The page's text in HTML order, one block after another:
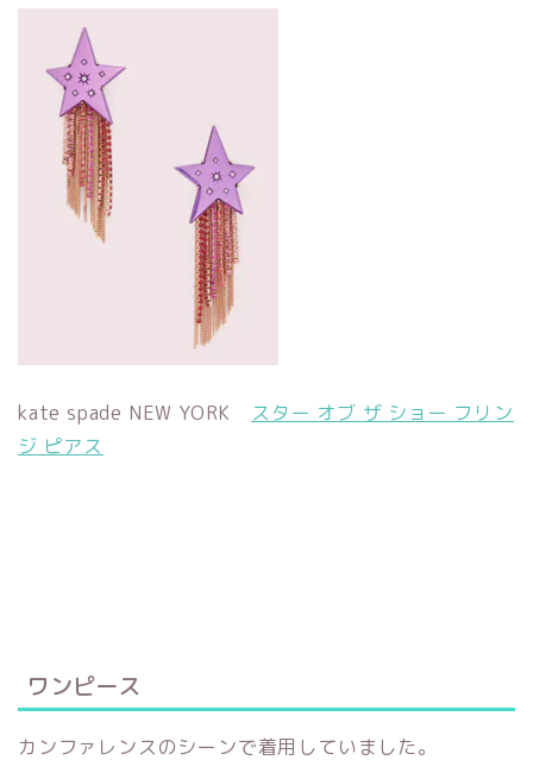
kate spade NEW YORK スター オブ ザ ショー フリン
ジ ピアス
ワンピース
カンファレンスのシーンで着用していました。